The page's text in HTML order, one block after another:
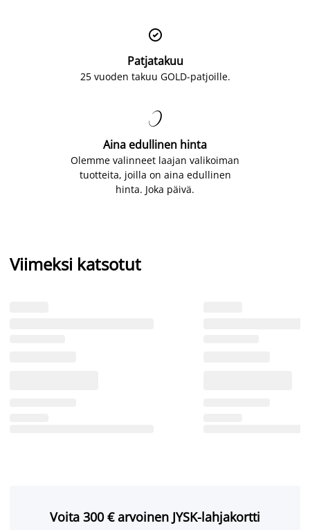

Patjatakuu
25 vuoden takuu GOLD-patjoille.

Aina edullinen hinta
Olemme valinneet laajan valikoiman
tuotteita, joilla on aina edullinen
hinta. Joka päivä.
Viimeksi katsotut
Voita 300 € arvoinen JYSK-lahjakortti